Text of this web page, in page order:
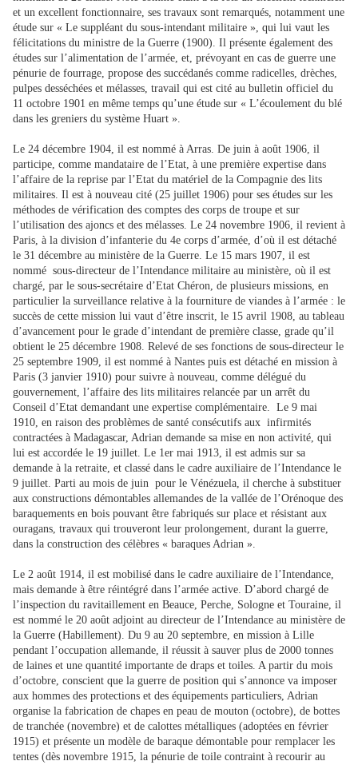
et un excellent fonctionnaire, ses travaux sont remarqués, notamment une
étude sur « Le suppléant du sous-intendant militaire », qui lui vaut les
félicitations du ministre de la Guerre (1900). Il présente également des
études sur l’alimentation de l’armée, et, prévoyant en cas de guerre une
pénurie de fourrage, propose des succédanés comme radicelles, drèches,
pulpes desséchées et mélasses, travail qui est cité au bulletin officiel du
11 octobre 1901 en même temps qu’une étude sur « L’écoulement du blé
dans les greniers du système Huart ».
Le 24 décembre 1904, il est nommé à Arras. De juin à août 1906, il
participe, comme mandataire de l’Etat, à une première expertise dans
l’affaire de la reprise par l’Etat du matériel de la Compagnie des lits
militaires. Il est à nouveau cité (25 juillet 1906) pour ses études sur les
méthodes de vérification des comptes des corps de troupe et sur
l’utilisation des ajoncs et des mélasses. Le 24 novembre 1906, il revient à
Paris, à la division d’infanterie du 4e corps d’armée, d’où il est détaché
le 31 décembre au ministère de la Guerre. Le 15 mars 1907, il est
nommé sous-directeur de l’Intendance militaire au ministère, où il est
chargé, par le sous-secrétaire d’Etat Chéron, de plusieurs missions, en
particulier la surveillance relative à la fourniture de viandes à l’armée : le
succès de cette mission lui vaut d’être inscrit, le 15 avril 1908, au tableau
d’avancement pour le grade d’intendant de première classe, grade qu’il
obtient le 25 décembre 1908. Relevé de ses fonctions de sous-directeur le
25 septembre 1909, il est nommé à Nantes puis est détaché en mission à
Paris (3 janvier 1910) pour suivre à nouveau, comme délégué du
gouvernement, l’affaire des lits militaires relancée par un arrêt du
Conseil d’Etat demandant une expertise complémentaire. Le 9 mai
1910, en raison des problèmes de santé consécutifs aux infirmités
contractées à Madagascar, Adrian demande sa mise en non activité, qui
lui est accordée le 19 juillet. Le 1er mai 1913, il est admis sur sa
demande à la retraite, et classé dans le cadre auxiliaire de l’Intendance le
9 juillet. Parti au mois de juin pour le Vénézuela, il cherche à substituer
aux constructions démontables allemandes de la vallée de l’Orénoque des
baraquements en bois pouvant être fabriqués sur place et résistant aux
ouragans, travaux qui trouveront leur prolongement, durant la guerre,
dans la construction des célèbres « baraques Adrian ».
Le 2 août 1914, il est mobilisé dans le cadre auxiliaire de l’Intendance,
mais demande à être réintégré dans l’armée active. D’abord chargé de
l’inspection du ravitaillement en Beauce, Perche, Sologne et Touraine, il
est nommé le 20 août adjoint au directeur de l’Intendance au ministère de
la Guerre (Habillement). Du 9 au 20 septembre, en mission à Lille
pendant l’occupation allemande, il réussit à sauver plus de 2000 tonnes
de laines et une quantité importante de draps et toiles. A partir du mois
d’octobre, conscient que la guerre de position qui s’annonce va imposer
aux hommes des protections et des équipements particuliers, Adrian
organise la fabrication de chapes en peau de mouton (octobre), de bottes
de tranchée (novembre) et de calottes métalliques (adoptées en février
1915) et présente un modèle de baraque démontable pour remplacer les
tentes (dès novembre 1915, la pénurie de toile contraint à recourir au